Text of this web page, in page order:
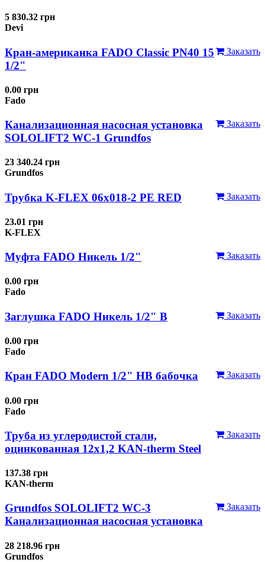
5 830.32 грн
Devi
Заказать
Кран-американка FADO Classic PN40 15
1/2"
0.00 грн
Fado
Заказать
Канализационная насосная установка
SOLOLIFT2 WC-1 Grundfos
23 340.24 грн
Grundfos
Заказать
Трубка K-FLEX 06x018-2 РЕ RED
23.01 грн
K-FLEX
Заказать
Муфта FADO Никель 1/2"
0.00 грн
Fado
Заказать
Заглушка FADO Никель 1/2" В
0.00 грн
Fado
Заказать
Кран FADO Modern 1/2" НВ бабочка
0.00 грн
Fado
Заказать
Труба из углеродистой стали,
оцинкованная 12x1,2 KAN-therm Steel
137.38 грн
KAN-therm
Заказать
Grundfos SOLOLIFT2 WC-3
Канализационная насосная установка
28 218.96 грн
Grundfos